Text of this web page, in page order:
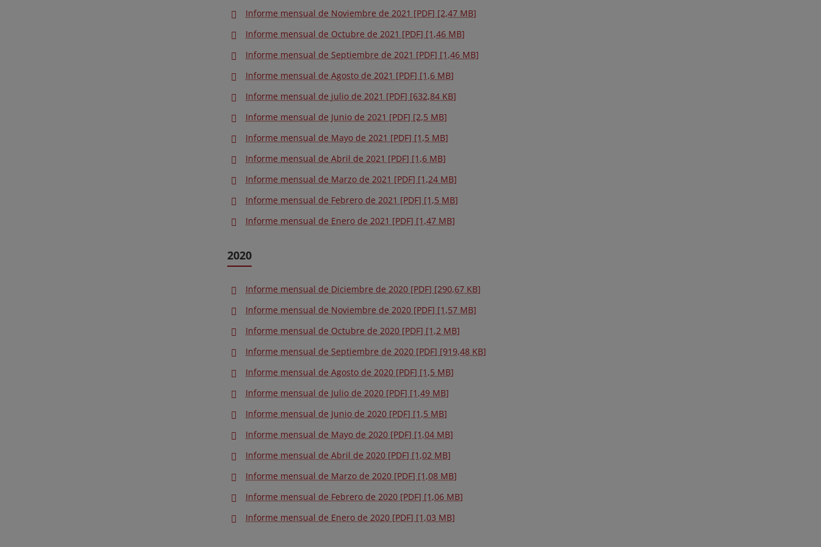
Informe mensual de Noviembre de 2021 [PDF] [2,47 MB]
Informe mensual de Octubre de 2021 [PDF] [1,46 MB]
Informe mensual de Septiembre de 2021 [PDF] [1,46 MB]
Informe mensual de Agosto de 2021 [PDF] [1,6 MB]
Informe mensual de julio de 2021 [PDF] [632,84 KB]
Informe mensual de Junio de 2021 [PDF] [2,5 MB]
Informe mensual de Mayo de 2021 [PDF] [1,5 MB]
Informe mensual de Abril de 2021 [PDF] [1,6 MB]
Informe mensual de Marzo de 2021 [PDF] [1,24 MB]
Informe mensual de Febrero de 2021 [PDF] [1,5 MB]
Informe mensual de Enero de 2021 [PDF] [1,47 MB]
2020
Informe mensual de Diciembre de 2020 [PDF] [290,67 KB]
Informe mensual de Noviembre de 2020 [PDF] [1,57 MB]
Informe mensual de Octubre de 2020 [PDF] [1,2 MB]
Informe mensual de Septiembre de 2020 [PDF] [919,48 KB]
Informe mensual de Agosto de 2020 [PDF] [1,5 MB]
Informe mensual de Julio de 2020 [PDF] [1,49 MB]
Informe mensual de Junio de 2020 [PDF] [1,5 MB]
Informe mensual de Mayo de 2020 [PDF] [1,04 MB]
Informe mensual de Abril de 2020 [PDF] [1,02 MB]
Informe mensual de Marzo de 2020 [PDF] [1,08 MB]
Informe mensual de Febrero de 2020 [PDF] [1,06 MB]
Informe mensual de Enero de 2020 [PDF] [1,03 MB]